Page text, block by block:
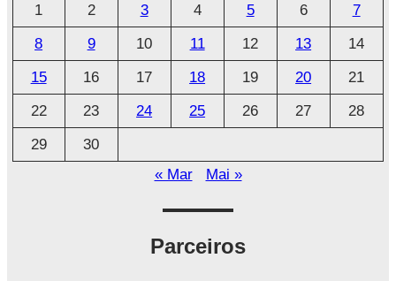
v
o
1 2 3 4 5 6
7
8
9 10 11 12 13
14
15
16 17 18 19 20
21
22
23 24 25 26 27
28
29
30
« Mar
Mai »
Parceiros